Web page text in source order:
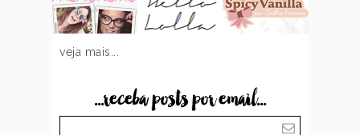
veja mais...
...receba posts por email...